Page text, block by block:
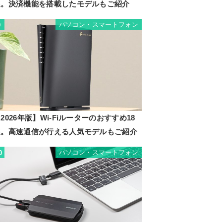
決済機能を搭載したモデルもご紹介
パソコン・スマートフォン
年版】Wi-Fiルーターのおすすめ18
高速通信が行える人気モデルもご紹介
パソコン・スマートフォン